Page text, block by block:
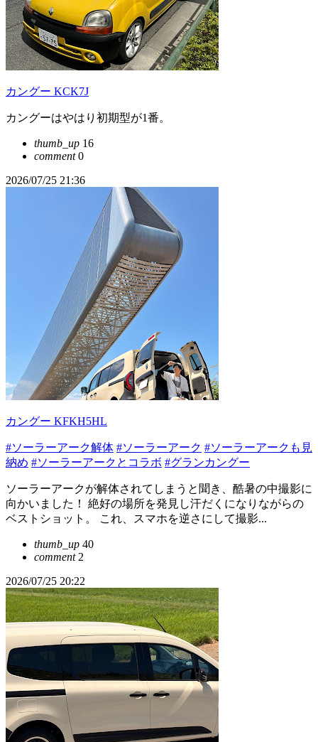
カングー KCK7J
カングーはやはり初期型が1番。
thumb_up 16
comment0
2026/07/25 21:36
カングー KFKH5HL
#ソーラーアーク解体 #ソーラーアーク #ソーラーアークも見
納め #ソーラーアークとコラボ #グランカングー
ソーラーアークが解体されてしまうと聞き、酷暑の中撮影に
向かいました！ 絶好の場所を発見し汗だくになりながらの
ベストショット。 これ、スマホを逆さにして撮影...
thumb_up 40
comment2
2026/07/25 20:22